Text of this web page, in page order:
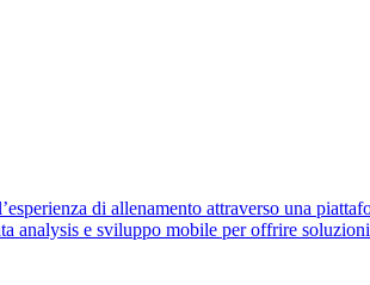
di allenamento attraverso una
analysis e sviluppo mobile per offrire